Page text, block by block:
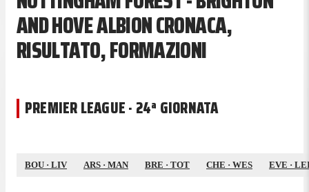
AND HOVE ALBION CRONACA,
RISULTATO, FORMAZIONI
PREMIER LEAGUE · 24ª GIORNATA
BOU · LIV ARS · MAN BRE · TOT CHE · WES EVE ·